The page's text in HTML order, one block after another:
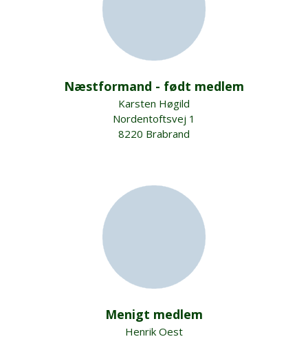
Næstformand - født medlem
Karsten Høgild
Nordentoftsvej 1
8220 Brabrand
Menigt medlem
Henrik Oest